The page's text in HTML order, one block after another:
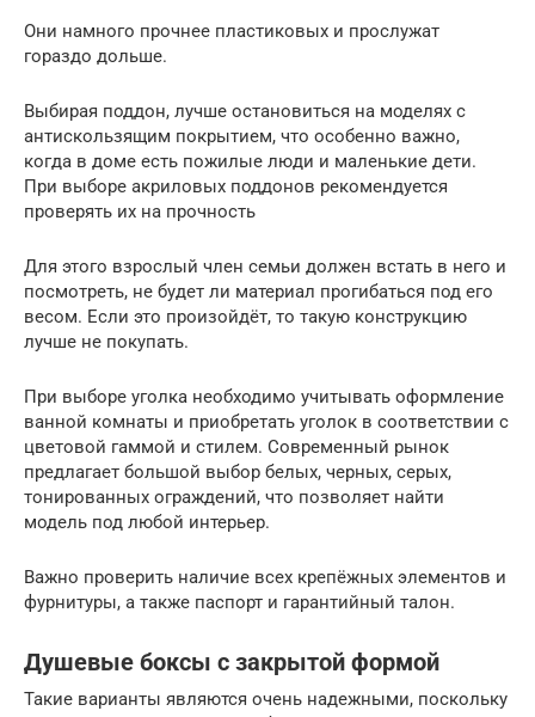
Они намного прочнее пластиковых и прослужат
гораздо дольше.
Выбирая поддон, лучше остановиться на моделях с
антискользящим покрытием, что особенно важно,
когда в доме есть пожилые люди и маленькие дети.
При выборе акриловых поддонов рекомендуется
проверять их на прочность
Для этого взрослый член семьи должен встать в него и
посмотреть, не будет ли материал прогибаться под его
весом. Если это произойдёт, то такую конструкцию
лучше не покупать.
При выборе уголка необходимо учитывать оформление
ванной комнаты и приобретать уголок в соответствии с
цветовой гаммой и стилем. Современный рынок
предлагает большой выбор белых, черных, серых,
тонированных ограждений, что позволяет найти
модель под любой интерьер.
Важно проверить наличие всех крепёжных элементов и
фурнитуры, а также паспорт и гарантийный талон.
Душевые боксы с закрытой формой
Такие варианты являются очень надежными, поскольку